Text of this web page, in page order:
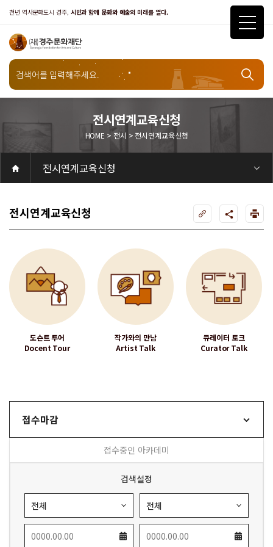
천년 역사문화도시 경주, 시민과 함께 문화와 예술의 미래를 열다.
전시연계교육신청
HOME > 전시 > 전시연계교육신청
전시연계교육신청
공연
공연일정
객석안내
화랑홀
화랑홀 2층
화랑홀 3층
원화홀
티켓안내
티켓안내
티켓예매
티켓수령
할인규정
취소·환불규정
문화나눔티켓
공연예절·서비스
공연장 관람예절
공연장 편의서비스
전시
전시일정
현재전시
예정전시
지난전시
전시연계교육신청
알천미술관소장품
전시예절·서비스
미술관 관람예절
미술관 편의서비스
아카데미
교육일정
문화행사
행사일정
행사소개
경주 대릉원돌담길 축제
국제경주역사문화포럼
금속공예관
경주 e스포츠 페스티벌
돗자리피크닉
국제경주역사문화포럼
교촌문화공연 신라오기
신라문화제
국제뮤직페스티벌
경주문화관1918
교촌버스킹
지역예술인 지원사업
봉황대 뮤직스퀘어
경주국악여행
제야의 종 타종식
한수원아트페스티벌
한복문화주간
동아시아 문화도시
MyK FESTA in 경주
경주시 관광기념품 공모전
뉴스
갤러리
대관
대관공고·절차
경주예술의전당
경주문화관1918
대관운영조례
운영조례
경주예술의전당
운영규칙
공연장 및 부대시설
알천미술관
경주문화관1918
사용료
경주예술의전당
경주문화관1918
대관신청
경주예술의전당
경주문화관1918
시설소개
경주예술의전당
시설소개
공연장
화랑홀
원화홀
알천미술관
기타시설
경주문화관1918
시립예술단
시립극단
시립극단 소개
단원현황
시립합창단
시립합창단 소개
단원현황
시립신라고취대
시립신라고취대 소개
단원현황
연간일정
열린마당
공지사항
공지사항
입찰정보
채용정보
자료실
홍보·보도자료
서식·매뉴얼
웹진
Q&A
FAQ
가입 및 정보
공연
전시
아카데미
대관
기타
질문과답변
우수고객
회원안내 · 혜택
우수고객
경주문화재단
인사말
재단소개
비전전략
사업안내
연혁
재단CI
조직도
ESG 윤리·경영
ESG경영 선언문
인권경영선언문
임직원행동강령
문화서비스윤리헌장
통합신고센터
경영공시
경영목표 예산서 운영계획
결산서
임원 및 운영인력 현황 인건비 예산 집행현황
경영실적
외부기관 감사
기타공시
계약현황
기부금현황
업무추진비 복리후생비 내역
오시는길
경주예술의전당
경주문화관1918
신라금속공예관
전시연계교육신청
시설명 안내인 도슨트
와 함께
시를 관람하는 프로그램으로
요 시간은 약 30분 내외 정도
행됩니다.
세한 내용은 각 전시실의 인포
스크로 문의바랍니다.
체일 경우에는 평일에 사전예
러 리 해 (4F) : 11:00 / 14:00
린이갤러리(4F) : 10:30 /
도슨트 투어
Docent Tour
작가에게 작품세계를 듣고, 관람
직접 질문해보는 프로그램입니
전시실 내에서 진행되며 편안한
가운데 작가와 관람객이 이야기
나누는 시간입니다.
작가와의 만남
Artist Talk
미술관에서 작품을 수집하고 관
리하며 전시를 기획하는 큐레이
터(Curator)에게 전시 기획 의
도, 전시 작품세계, 참여 작가, 전
시 뒷이야기를 들어보는 프로그
램입니다.
큐레이터 토크
Curator Talk
접수마감
접수중인 아카데미